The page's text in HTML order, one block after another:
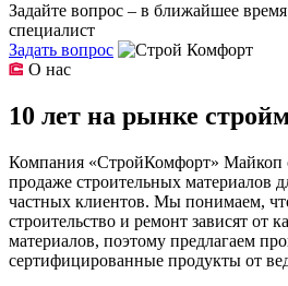
Задайте вопрос – в ближайшее
специалист
Задать вопрос
О нас
10 лет на рынке
Компания «СтройКомфорт» Майкоп
продаже строительных материалов
частных клиентов. Мы понимаем,
строительство и ремонт зависят от
материалов, поэтому предлагаем
сертифицированные продукты от